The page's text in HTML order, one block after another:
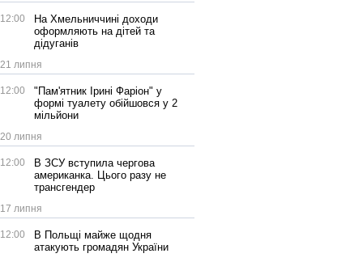
12:00
На Хмельниччині доходи
оформляють на дітей та
дідуганів
21 липня
12:00
"Пам'ятник Ірині Фаріон" у
формі туалету обійшовся у 2
мільйони
20 липня
12:00
В ЗСУ вступила чергова
американка. Цього разу не
трансгендер
17 липня
12:00
В Польщі майже щодня
атакують громадян України